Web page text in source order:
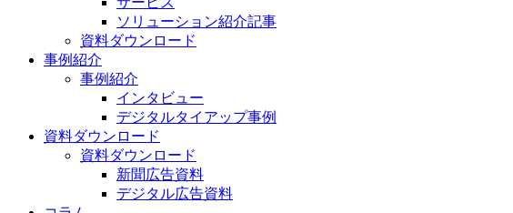
ソリューション紹介記事
資料ダウンロード
事例紹介
事例紹介
インタビュー
デジタルタイアップ事例
資料ダウンロード
資料ダウンロード
新聞広告資料
デジタル広告資料